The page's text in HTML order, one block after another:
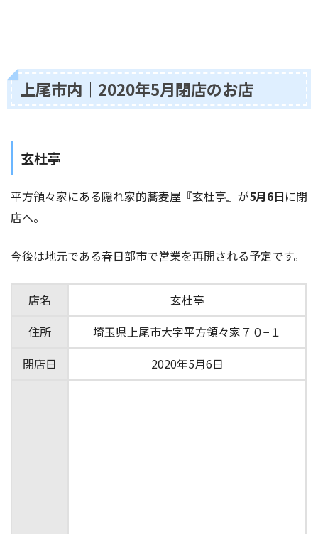
上尾市内｜2020年5月閉店のお店
玄杜亭
平方領々家にある隠れ家的蕎麦屋『玄杜亭』が5月6日に閉
店へ。
今後は地元である春日部市で営業を再開される予定です。
店名
玄杜亭
住所
埼玉県上尾市大字平方領々家７０−１
閉店日
2020年5月6日